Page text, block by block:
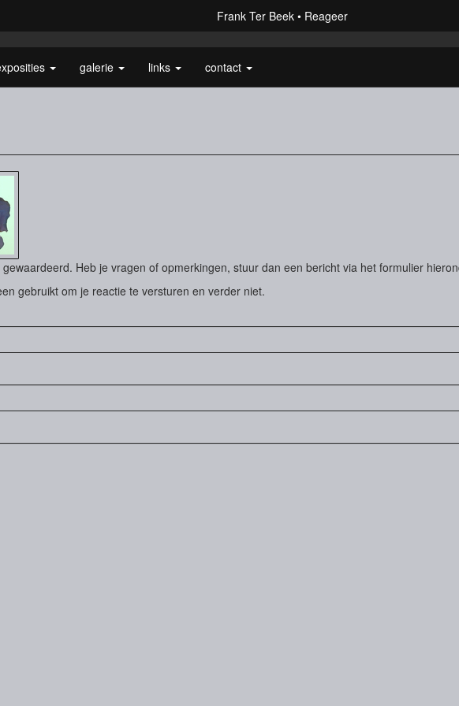
Frank Ter Beek Reageer
galerie links contact
Heb je vragen of opmerkingen, stuur dan een bericht via het formulier
gebruikt om je reactie te versturen en verder niet.